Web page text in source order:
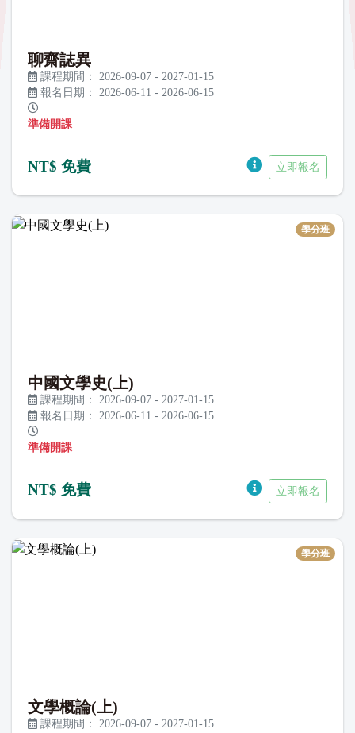
聊齋誌異
課程期間： 2026-09-07 - 2027-01-15
報名日期： 2026-06-11 - 2026-06-15
準備開課
NT$ 免費 立即報名
學分班
中國文學史(上)
課程期間： 2026-09-07 - 2027-01-15
報名日期： 2026-06-11 - 2026-06-15
準備開課
NT$ 免費 立即報名
學分班
文學概論(上)
課程期間： 2026-09-07 - 2027-01-15